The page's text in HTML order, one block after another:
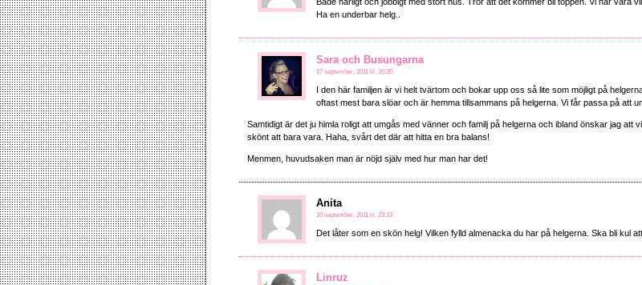
Ha en underbar helg..
Sara och Busungarna
17 september, 2011 kl. 10:30
I den här familjen är vi helt tvärtom och bokar upp oss så lite som möjligt på
oftast mest bara slöar och är hemma tillsammans på helgerna. Vi får passa på att
Samtidigt är det ju himla roligt att umgås med vänner och familj på helgerna och ibland önskar jag att
skönt att bara vara. Haha, svårt det där att hitta en bra balans!
Menmen, huvudsaken man är nöjd själv med hur man har det!
Anita
16 september, 2011 kl. 23:13
Det låter som en skön helg! Vilken fylld almenacka du har på helgerna. Ska bli kul
Linruz